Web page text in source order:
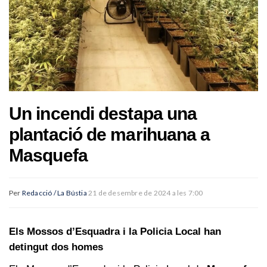
Un incendi destapa una
plantació de marihuana a
Masquefa
Per Redacció / La Bústia 21 de desembre de 2024 a les 7:00
Els Mossos d’Esquadra i la Policia Local han
detingut dos homes